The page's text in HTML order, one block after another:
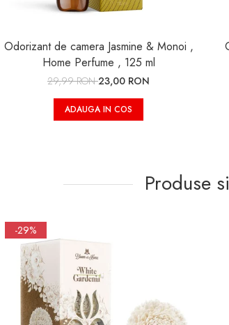
Odorizant de camera Jasmine & Monoi ,
Home Perfume , 125 ml
29,99 RON23,00 RON
ADAUGA IN COS
Produse
-29%